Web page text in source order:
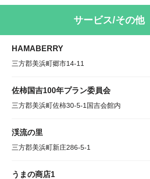
サービス/その他
HAMABERRY
三方郡美浜町郷市14-11
佐柿国吉100年プラン委員会
三方郡美浜町佐柿30-5-1国吉会館内
渓流の里
三方郡美浜町新庄286-5-1
うまの商店1